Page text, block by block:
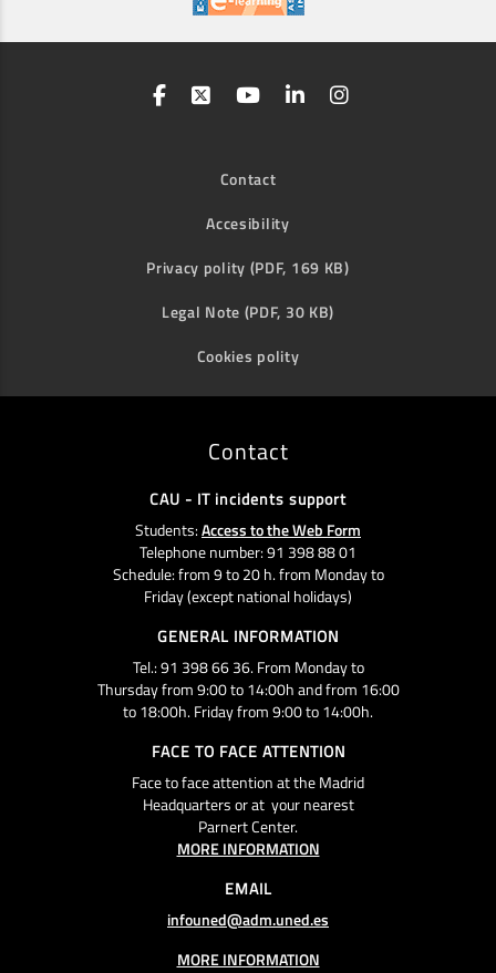
Contact
Accesibility
Privacy polity (PDF, 169 KB)
Legal Note (PDF, 30 KB)
Cookies polity
Contact
CAU - IT incidents support
Students:Access to the Web Form
Telephone number: 91 398 88 01
Schedule: from 9 to 20 h. from Monday to
Friday (except national holidays)
GENERAL INFORMATION
Tel.: 91 398 66 36. From Monday to
Thursday from 9:00 to 14:00h and from 16:00
to 18:00h. Friday from 9:00 to 14:00h.
FACE TO FACE ATTENTION
Face to face attention at the Madrid
Headquarters or at your nearest
Parnert Center.
MORE INFORMATION
EMAIL
infouned@adm.uned.es
MORE INFORMATION